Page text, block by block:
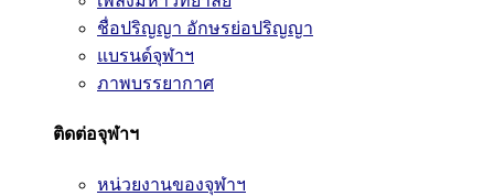
ชื่อปริญญา อักษรย่อปริญญา
แบรนด์จุฬาฯ
ภาพบรรยากาศ
ติดต่อจุฬาฯ
หน่วยงานของจุฬาฯ